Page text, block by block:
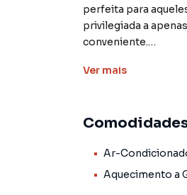
perfeita para
privilegiada a
conveniente.
Além de contar
elevador, circuito
do famoso
Ver mais
Ar-
Aquecimento a